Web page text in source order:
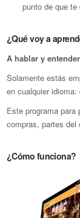
punto de que
¿Qué voy a
A hablar y
Solamente estás
en cualquier idioma:
Este programa
compras, partes
¿Cómo funciona?